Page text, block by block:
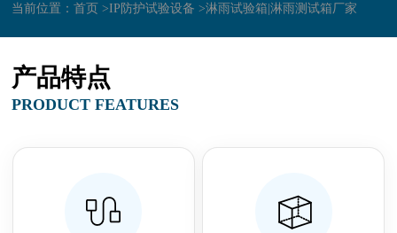
当前位置：首页 >IP防护试验设备 >淋雨试验箱|淋雨测试箱厂家
产品特点
PRODUCT FEATURES